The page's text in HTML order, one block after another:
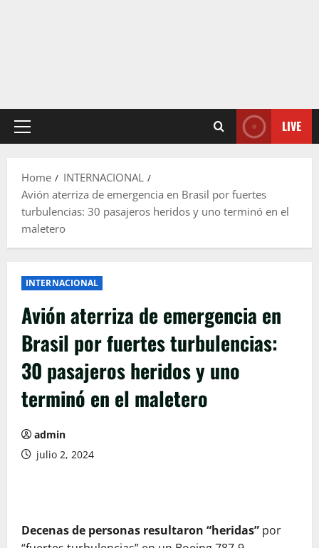
Primary
LIVE
Home
INTERNACIONAL
Avión aterriza de emergencia en Brasil por fuertes
turbulencias: 30 pasajeros heridos y uno terminó en el
maletero
INTERNACIONAL
Avión aterriza de emergencia en
Brasil por fuertes turbulencias:
30 pasajeros heridos y uno
terminó en el maletero
admin
julio 2, 2024
Decenas de personas resultaron “heridas” por